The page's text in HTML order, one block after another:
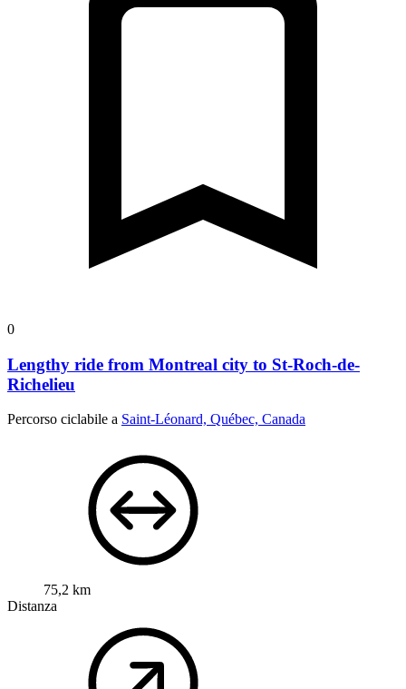
0
Lengthy ride from Montreal city to St-Roch-de-
Richelieu
Percorso ciclabile a Saint-Léonard, Québec, Canada
75,2 km
Distanza